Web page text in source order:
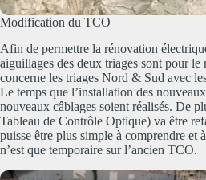
Modification du TCO
Afin de permettre la rénovation
aiguillages des deux triages sont pour le
concerne les triages Nord & Sud avec
Le temps que l’installation des
nouveaux câblages soient réalisés. De
Tableau de Contrôle Optique) va être
puisse être plus simple à comprendre et
n’est que temporaire sur l’ancien TCO.